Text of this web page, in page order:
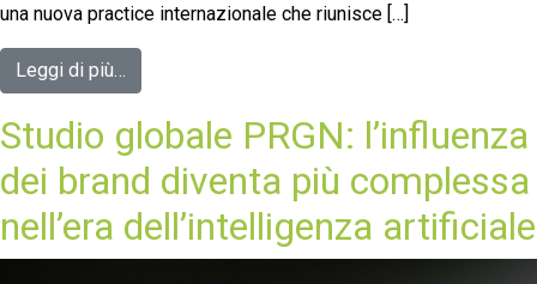
una nuova practice internazionale che riunisce […]
Leggi di più…
Studio globale PRGN: l’influenza
dei brand diventa più complessa
nell’era dell’intelligenza artificiale